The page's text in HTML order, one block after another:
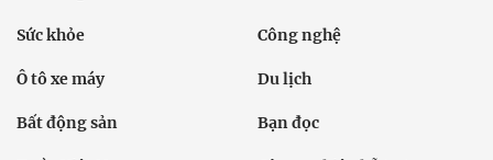
Sức khỏe Công nghệ
Ô tô xe máy Du lịch
Bất động sản Bạn đọc